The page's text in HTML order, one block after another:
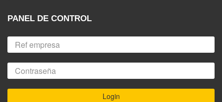
PANEL DE CONTROL